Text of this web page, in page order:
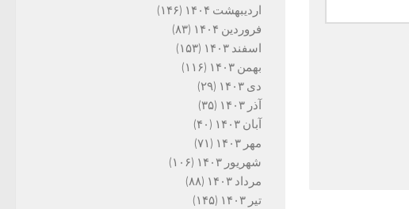
اردیبهشت ۱۴۰۴
(۱۴۶)
فروردین ۱۴۰۴
(۸۳)
اسفند ۱۴۰۳
(۱۵۳)
بهمن ۱۴۰۳
(۱۱۶)
دی ۱۴۰۳
(۲۹)
آذر ۱۴۰۳
(۳۵)
آبان ۱۴۰۳
(۴۰)
مهر ۱۴۰۳
(۷۱)
شهریور ۱۴۰۳
(۱۰۶)
مرداد ۱۴۰۳
(۸۸)
تیر ۱۴۰۳
(۱۴۵)